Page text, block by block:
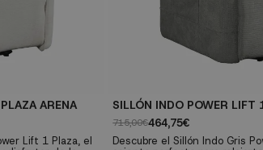
ARENA
Lift 1 Plaza, el
SILLÓN INDO POWER LIFT
715,00€464,75€
Descubre el Sillón Indo Gris